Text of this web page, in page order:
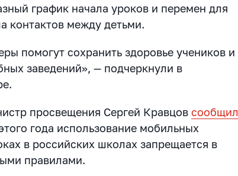
график начала уроков и перемен для
контактов между детьми.
помогут сохранить здоровье учеников и
заведений», — подчеркнули в
просвещения Сергей Кравцовсообщил
года использование мобильных
в российских школах запрещается в
правилами.